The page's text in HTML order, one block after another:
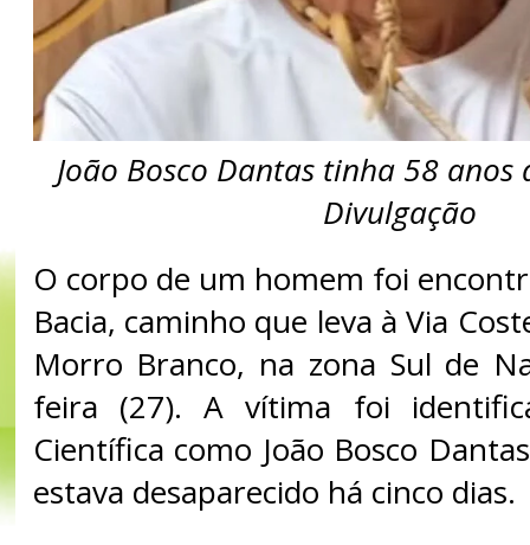
João Bosco Dantas tinha 58
Divulgação
O corpo de um homem foi
Bacia, caminho que leva à Via
Morro Branco, na zona Sul de
feira (27). A vítima foi
Científica como João Bosco
estava desaparecido há cinco dias.